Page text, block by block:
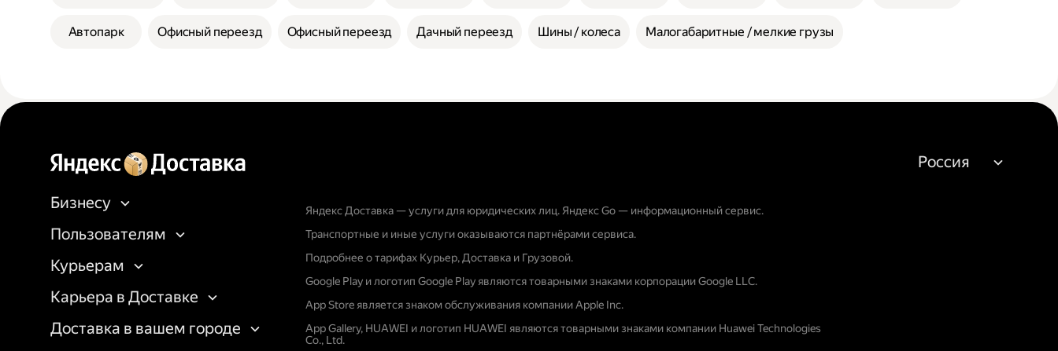
Автопарк Офисный переезд Офисный переезд Дачный переезд Шины / колеса Малогабаритные / мелкие грузы
Бизнесу
Пользователям
Курьерам
Карьера в Доставке
Доставка в вашем городе
Яндекс Доставка — услуги для юридических лиц. Яндекс Go — информационный сервис.
Транспортные и иные услуги оказываются партнёрами сервиса.
Подробнее о тарифах Курьер, Доставка и Грузовой.
Google Play и логотип Google Play являются товарными знаками корпорации Google LLC.
App Store является знаком обслуживания компании Apple Inc.
App Gallery, HUAWEI и логотип HUAWEI являются товарными знаками компании Huawei Technologies
Co., Ltd.
Россия